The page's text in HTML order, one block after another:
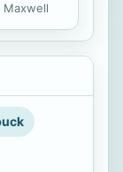
Maxwell